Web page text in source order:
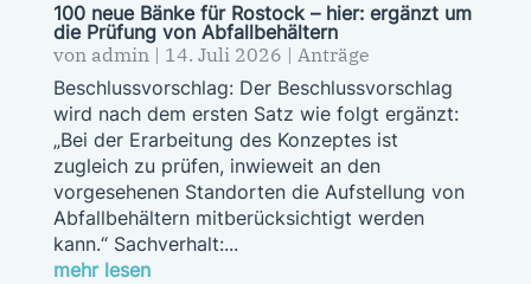
100 neue Bänke für Rostock – hier: ergänzt um
die Prüfung von Abfallbehältern
von admin| 14. Juli 2026 | Anträge
Beschlussvorschlag: Der Beschlussvorschlag
wird nach dem ersten Satz wie folgt ergänzt:
„Bei der Erarbeitung des Konzeptes ist
zugleich zu prüfen, inwieweit an den
vorgesehenen Standorten die Aufstellung von
Abfallbehältern mitberücksichtigt werden
kann.“ Sachverhalt:...
mehr lesen